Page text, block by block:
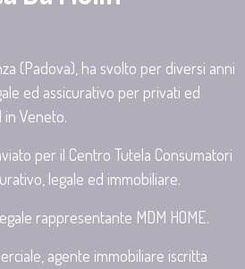
(Padova), ha svolto per diversi anni
ed assicurativo per privati ed
Veneto.
per il Centro Tutela Consumatori
legale ed immobiliare.
rappresentante MDM HOME.
agente immobiliare iscritta